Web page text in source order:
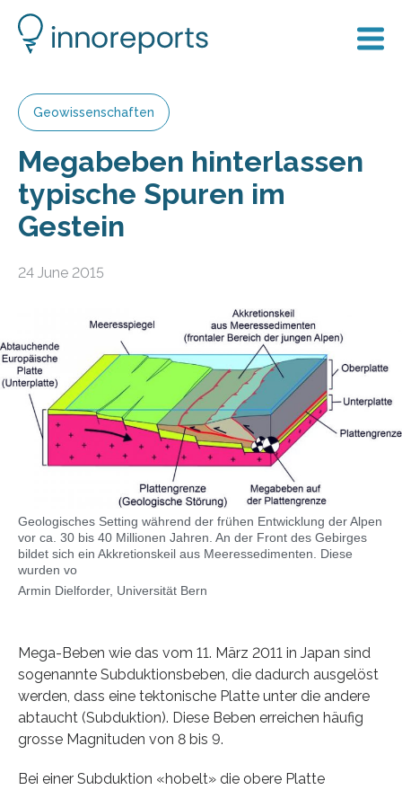
Geowissenschaften
Megabeben hinterlassen
typische Spuren im
Gestein
24 June 2015
Geologisches Setting während der frühen Entwicklung der Alpen
vor ca. 30 bis 40 Millionen Jahren. An der Front des Gebirges
bildet sich ein Akkretionskeil aus Meeressedimenten. Diese
wurden vo
Armin Dielforder, Universität Bern
Mega-Beben wie das vom 11. März 2011 in Japan sind
sogenannte Subduktionsbeben, die dadurch ausgelöst
werden, dass eine tektonische Platte unter die andere
abtaucht (Subduktion). Diese Beben erreichen häufig
grosse Magnituden von 8 bis 9.
Bei einer Subduktion «hobelt» die obere Platte